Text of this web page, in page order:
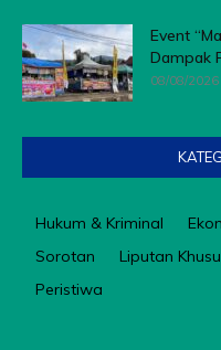
Event
Dampak
08/08/2026
Hukum & Kriminal
Sorotan
Liputan
Peristiwa